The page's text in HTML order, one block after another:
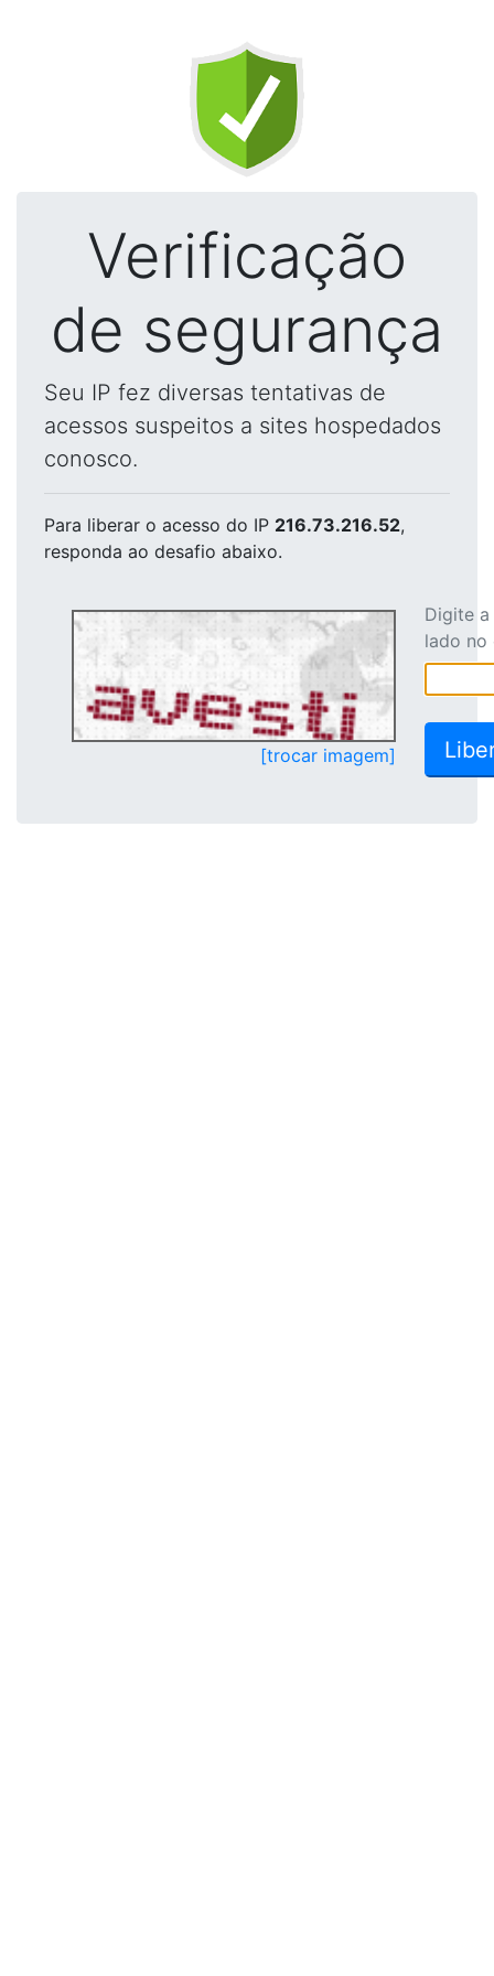
Verificação
de segurança
Seu IP fez diversas tentativas de
acessos suspeitos a sites hospedados
conosco.
Para liberar o acesso do IP 216.73.216.52,
responda ao desafio abaixo.
[trocar imagem]
Digite
lado no